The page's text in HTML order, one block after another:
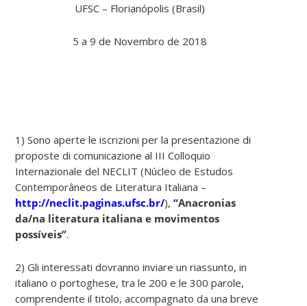
UFSC – Florianópolis (Brasil)
5 a 9 de Novembro de 2018
1) Sono aperte le iscrizioni per la presentazione di
proposte di comunicazione al III Colloquio
Internazionale del NECLIT (Núcleo de Estudos
Contemporâneos de Literatura Italiana –
http://neclit.paginas.ufsc.br/),“Anacronias
da/na literatura italiana e movimentos
possíveis”.
2) Gli interessati dovranno inviare un riassunto, in
italiano o portoghese, tra le 200 e le 300 parole,
comprendente il titolo, accompagnato da una breve